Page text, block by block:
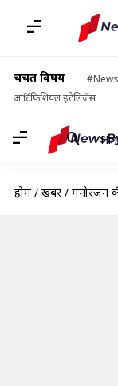
चर्चित विषय
आर्टिफिशियल इंटेलिजेंस
होम / खबरें / मनोरंजन